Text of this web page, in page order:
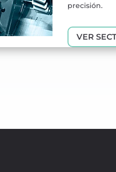
precisión.
VER